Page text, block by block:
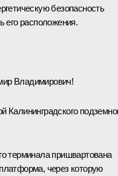
безопасность
его расположения.
Владимирович!
терминала пришвартована
через которую